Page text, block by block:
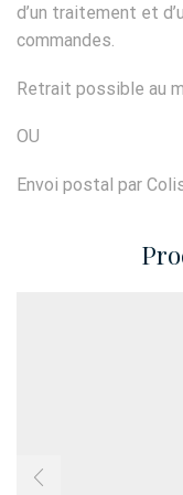
d’un traitement et
commandes.
Retrait possible au
OU
Envoi postal par